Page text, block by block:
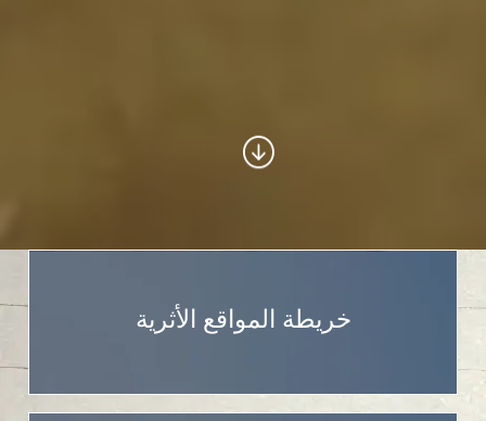
خريطة المواقع الأثرية